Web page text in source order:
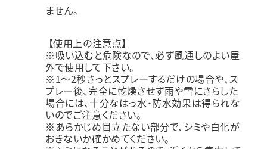
ません。
【使用上の注意点】
※吸い込むと危険なので、必ず風通しのよい屋
外で使用して下さい。
※1～2秒さっとスプレーするだけの場合や、ス
プレー後、完全に乾燥させず雨や雪にさらした
場合には、十分なはっ水・防水効果は得られな
いのでご注意ください。
※あらかじめ目立たない部分で、シミや白化が
おきないか確かめてください。